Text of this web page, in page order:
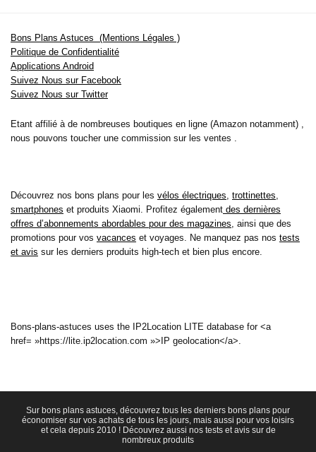
Bons Plans Astuces (Mentions Légales )
Politique de Confidentialité
Applications Android
Suivez Nous sur Facebook
Suivez Nous sur Twitter
Etant affilié à de nombreuses boutiques en ligne (Amazon notamment) ,
nous pouvons toucher une commission sur les ventes .
Découvrez nos bons plans pour les vélos électriques, trottinettes,
smartphones et produits Xiaomi. Profitez également des dernières
offres d’abonnements abordables pour des magazines, ainsi que des
promotions pour vos vacances et voyages. Ne manquez pas nos tests
et avis sur les derniers produits high-tech et bien plus encore.
Bons-plans-astuces uses the IP2Location LITE database for <a
href= »https://lite.ip2location.com »>IP geolocation</a>.
Sur bons plans astuces, découvrez tous les derniers bons plans pour
économiser sur vos achats de tous les jours, mais aussi pour vos loisirs
et cela depuis 2010 ! Découvrez aussi nos tests et avis sur de
nombreux produits